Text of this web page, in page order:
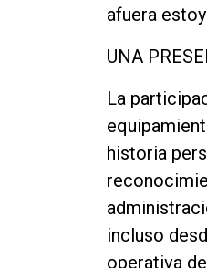
afuera
UNA
La
historia
incluso
operativa